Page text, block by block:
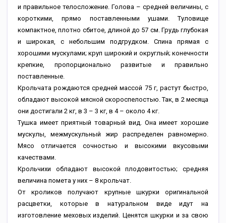
и правильное телосложение. Голова – средней величины, с
короткими, прямо поставленными ушами. Туловище
компактное, плотно сбитое, длиной до 57 см. Грудь глубокая
и широкая, с небольшим подгрудком. Спина прямая с
хорошими мускулами; круп широкий и округлый; конечности
крепкие, пропорционально развитые и правильно
поставленные.
Крольчата рождаются средней массой 75 г, растут быстро,
обладают высокой мясной скороспелостью. Так, в 2 месяца
они достигали 2 кг, в 3 – 3 кг, в 4 – около 4 кг.
Тушка имеет приятный товарный вид. Она имеет хорошие
мускулы, межмускульный жир распределен равномерно.
Мясо отличается сочностью и высокими вкусовыми
качествами.
Крольчихи обладают высокой плодовитостью; средняя
величина помета у них – 8 крольчат.
От кроликов получают крупные шкурки оригинальной
расцветки, которые в натуральном виде идут на
изготовление меховых изделий. Ценятся шкурки и за свою